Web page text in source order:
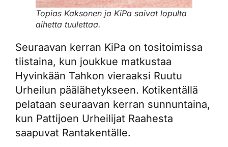
Topias Kaksonen ja KiPa saivat lopulta
aihetta tuulettaa.
Seuraavan kerran KiPa on tositoimissa
tiistaina, kun joukkue matkustaa
Hyvinkään Tahkon vieraaksi Ruutu
Urheilun päälähetykseen. Kotikentällä
pelataan seuraavan kerran sunnuntaina,
kun Pattijoen Urheilijat Raahesta
saapuvat Rantakentälle.